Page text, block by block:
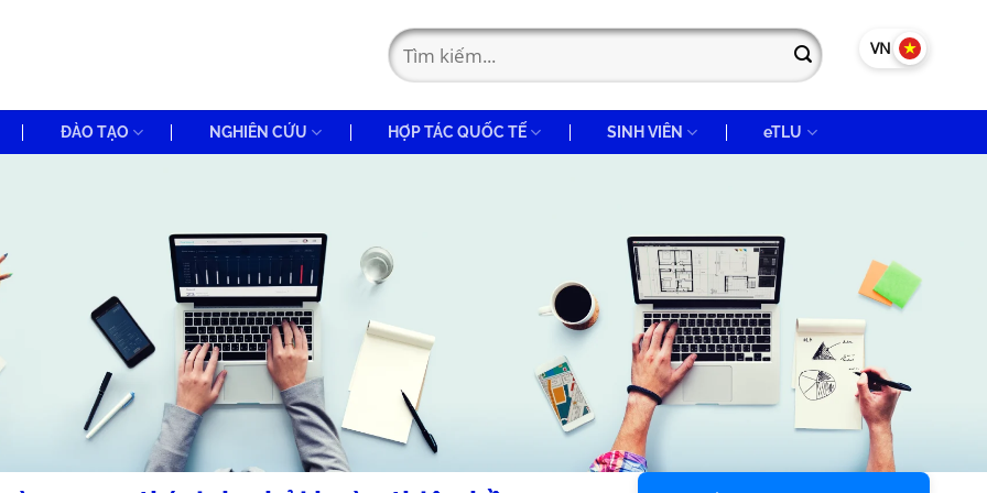
VN EN
ĐÀO TẠO NGHIÊN CỨU HỢP TÁC QUỐC TẾ SINH VIÊN eTLU